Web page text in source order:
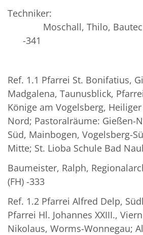
Techniker:
Moschall, Thilo,
-341
Ref. 1.1 Pfarrei St. Bonifatius,
Madgalena, Taunusblick,
Könige am Vogelsberg,
Nord; Pastoralräume: Gießen-
Süd, Mainbogen, Vogelsberg-
Mitte; St. Lioba Schule Bad
Baumeister, Ralph,
(FH) -333
Ref. 1.2 Pfarrei Alfred Delp,
Pfarrei Hl. Johannes XXIII.,
Nikolaus, Worms-Wonnegau;